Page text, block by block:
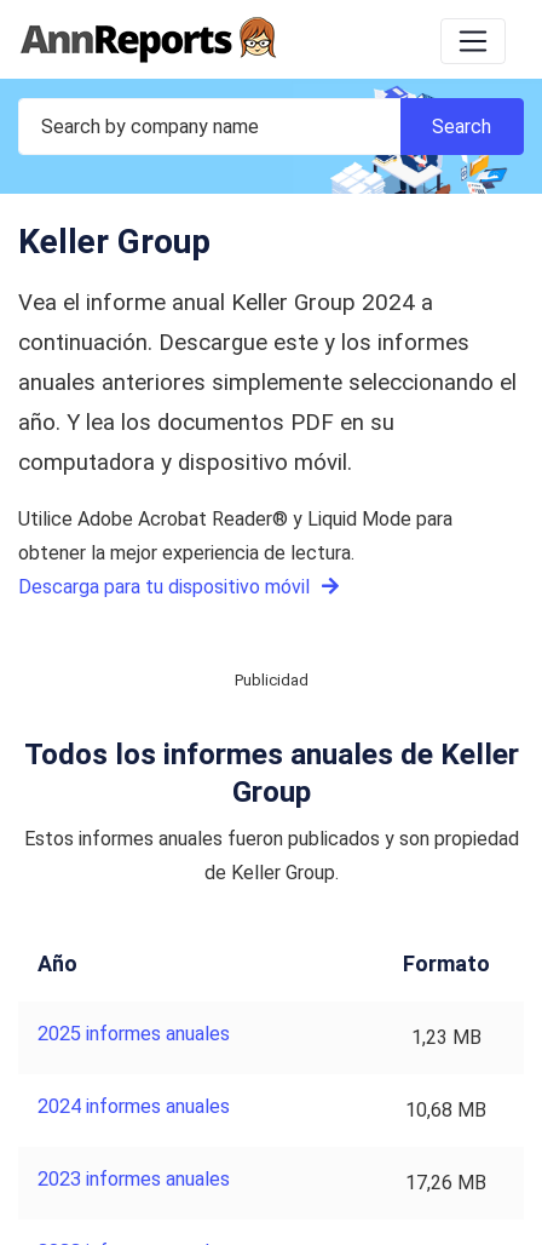
Keller Group
Vea el informe anual Keller Group 2024 a
continuación. Descargue este y los informes
anuales anteriores simplemente seleccionando el
año. Y lea los documentos PDF en su
computadora y dispositivo móvil.
Utilice Adobe Acrobat Reader® y Liquid Mode para
obtener la mejor experiencia de lectura.
Descarga para tu dispositivo móvil
Publicidad
Todos los informes anuales de Keller
Group
Estos informes anuales fueron publicados y son propiedad
de Keller Group.
Año Formato
2025 informes anuales 1,23 MB
2024 informes anuales 10,68 MB
2023 informes anuales 17,26 MB